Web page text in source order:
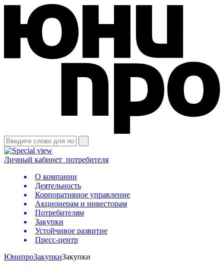
Личный кабинет потребителя
О компании
Деятельность
Корпоративное управление
Акционерам и инвесторам
Потребителям
Закупки
Устойчивое развитие
Пресс-центр
ЮнипроЗакупкиЗакупки